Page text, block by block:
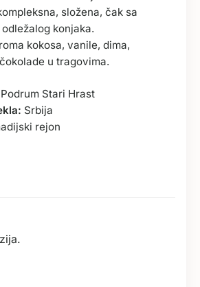
složena, čak sa
konjaka.
kokosa, vanile, dima,
u tragovima.
Podrum Stari Hrast
Srbija
rejon